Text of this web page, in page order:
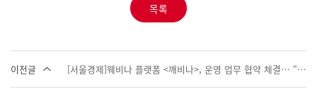
목록
이전글 [서울경제]웨비나 플랫폼 <깨비나>, 운영 업무 협약 체결… “비대면 시대에 적합한 맞춤 플랫폼”